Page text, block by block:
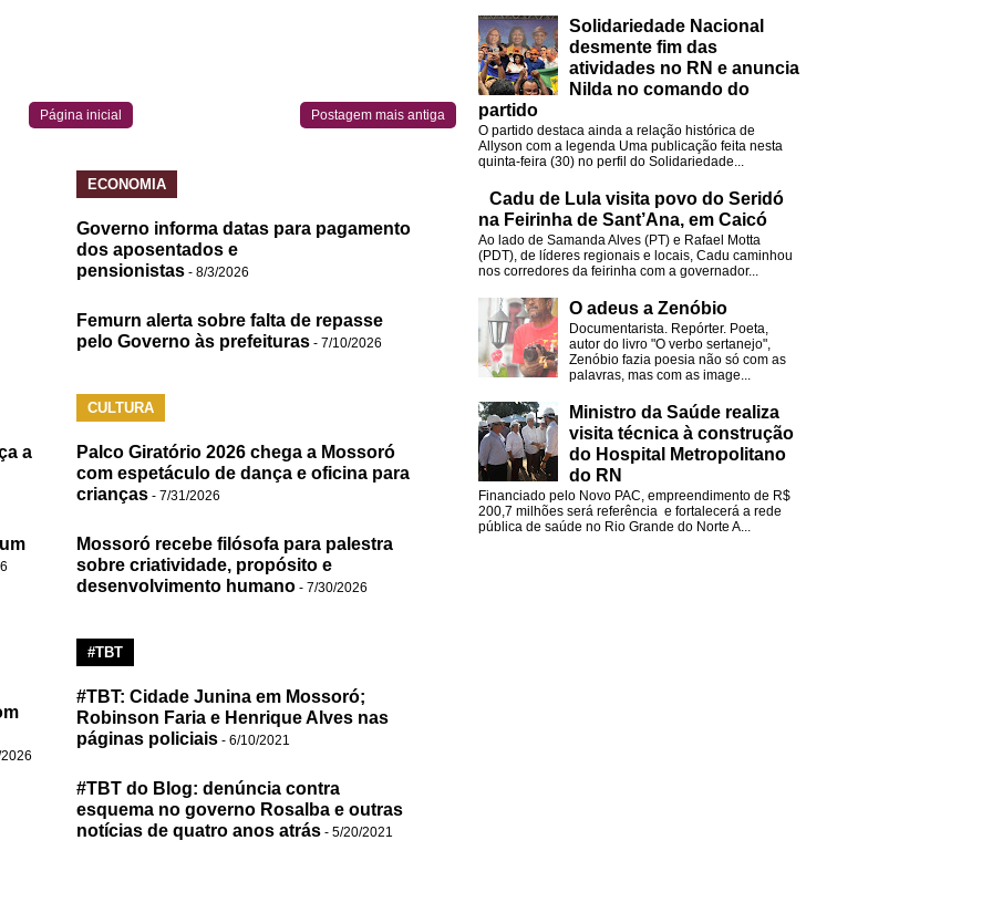
Postagem mais antiga
Página inicial
ECONOMIA
Governo informa datas para pagamento
dos aposentados e
pensionistas - 8/3/2026
Femurn alerta sobre falta de repasse
pelo Governo às prefeituras - 7/10/2026
a
CULTURA
Palco Giratório 2026 chega a Mossoró
com espetáculo de dança e oficina para
crianças - 7/31/2026
Mossoró recebe filósofa para palestra
sobre criatividade, propósito e
desenvolvimento humano - 7/30/2026
#TBT
#TBT: Cidade Junina em Mossoró;
Robinson Faria e Henrique Alves nas
páginas policiais - 6/10/2021
#TBT do Blog: denúncia contra
esquema no governo Rosalba e outras
notícias de quatro anos atrás - 5/20/2021
Solidariedade Nacional
desmente fim das
atividades no RN e anuncia
Nilda no comando do
partido
O partido destaca ainda a relação histórica de
Allyson com a legenda Uma publicação feita nesta
quinta-feira (30) no perfil do Solidariedade...
Cadu de Lula visita povo do Seridó
na Feirinha de Sant’Ana, em Caicó
Ao lado de Samanda Alves (PT) e Rafael Motta
(PDT), de líderes regionais e locais, Cadu caminhou
nos corredores da feirinha com a governador...
O adeus a Zenóbio
Documentarista. Repórter. Poeta,
autor do livro "O verbo sertanejo",
Zenóbio fazia poesia não só com as
palavras, mas com as image...
Ministro da Saúde realiza
visita técnica à construção
do Hospital Metropolitano
do RN
Financiado pelo Novo PAC, empreendimento de R$
200,7 milhões será referência e fortalecerá a rede
pública de saúde no Rio Grande do Norte A...